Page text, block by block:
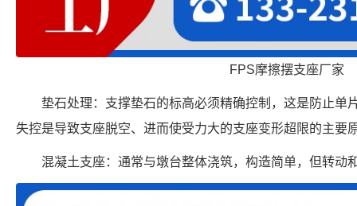
FPS摩擦摆支座厂家
垫石处理：支撑垫石的标高必须精确控制，这是防止单
失控是导致支座脱空、进而使受力大的支座变形超限的主要
混凝土支座：通常与墩台整体浇筑，构造简单，但转动